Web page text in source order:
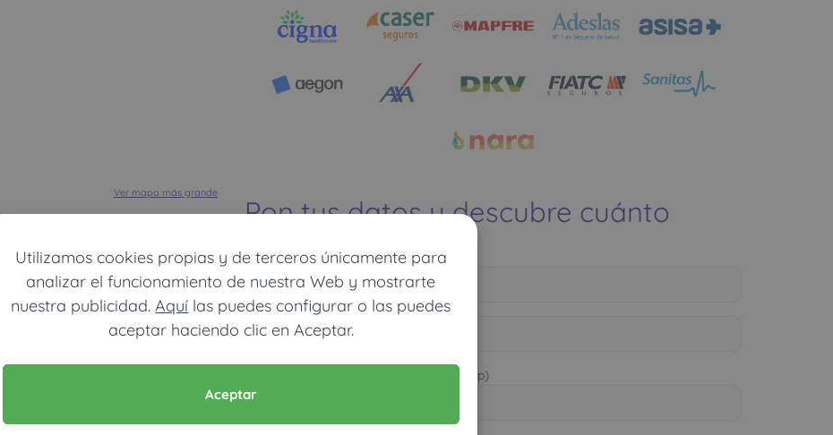
Utilizamos cookies propias y de terceros únicamente para
analizar el funcionamiento de nuestra Web y mostrarte
nuestra publicidad.Aquí las puedes configurar o las puedes
aceptar haciendo clic en Aceptar.
Aceptar
Ver mapa más grande
Pon tus datos y descubre cuánto
dinero ahorrarías
Móvil (Enviamos resultados vía WhatsApp)